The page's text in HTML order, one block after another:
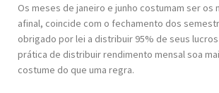
Os meses de janeiro e junho costumam ser os
afinal, coincide com o fechamento dos
obrigado por lei a distribuir 95% de seus
prática de distribuir rendimento mensal soa
costume do que uma regra.